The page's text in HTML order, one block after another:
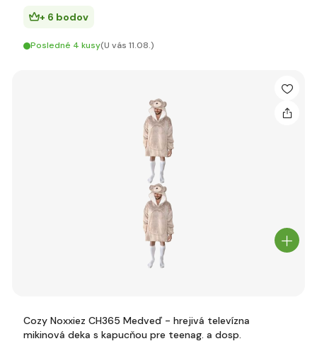
+ 6 bodov
Posledné 4 kusy(U vás 11.08.)
Cozy Noxxiez CH365 Medveď - hrejivá televízna
mikinová deka s kapucňou pre teenag. a dosp.